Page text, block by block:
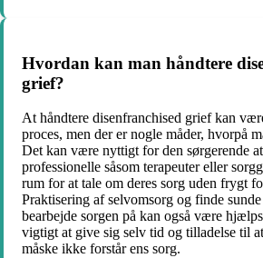
Hvordan kan man håndtere
grief?
At håndtere disenfranchised grief kan
proces, men der er nogle måder, hvorpå
Det kan være nyttigt for den sørgerende
professionelle såsom terapeuter eller
rum for at tale om deres sorg uden frygt
Praktisering af selvomsorg og finde
bearbejde sorgen på kan også være
vigtigt at give sig selv tid og tilladelse til
måske ikke forstår ens sorg.